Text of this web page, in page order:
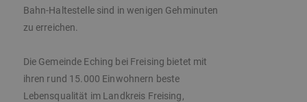
Bahn-Haltestelle sind in wenigen Gehminuten
zu erreichen.
Die Gemeinde Eching bei Freising bietet mit
ihren rund 15.000 Einwohnern beste
Lebensqualität im Landkreis Freising,